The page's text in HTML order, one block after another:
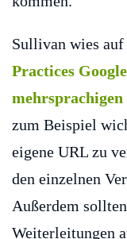
Sullivan wies auf
Practices
mehrsprachigen
zum Beispiel
eigene URL zu
den einzelnen
Außerdem
Weiterleitungen